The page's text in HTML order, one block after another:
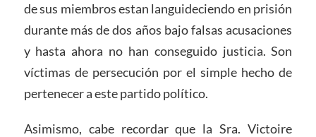
de sus miembros estan languideciendo en prisión
durante más de dos años bajo falsas acusaciones
y hasta ahora no han conseguido justicia. Son
víctimas de persecución por el simple hecho de
pertenecer a este partido político.
Asimismo, cabe recordar que la Sra. Victoire